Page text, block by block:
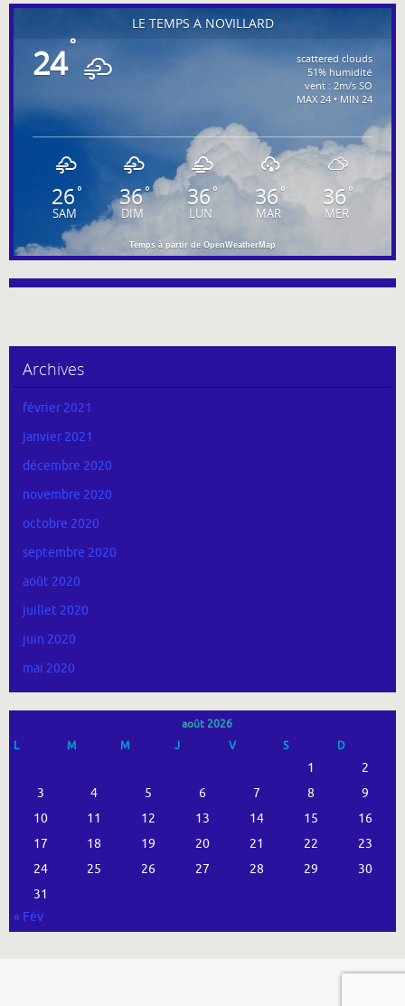
LE TEMPS À NOVILLARD
24°
scattered clouds
51% humidité
vent : 2m/s SO
MAX 24 • MIN 24
26°
SAM
36°
DIM
36°
LUN
36 °
MAR
36°
MER
Temps à partir de OpenWeatherMap
Archives
février 2021
janvier 2021
décembre 2020
novembre 2020
octobre 2020
septembre 2020
août 2020
juillet 2020
juin 2020
mai 2020
août 2026
L
M M J V S D
1
2
3
4 5 6 7 8
9
10
11 12 13 14 15
16
17
18 19 20 21 22
23
24
25 26 27 28 29
30
31
« Fév